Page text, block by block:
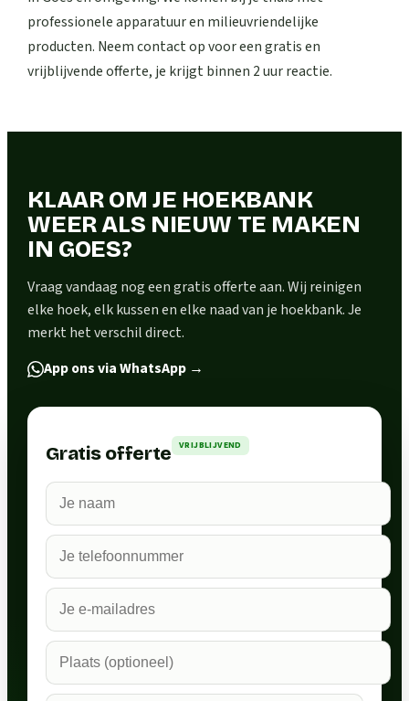
professionele apparatuur en milieuvriendelijke
producten. Neem contact op voor een gratis en
vrijblijvende offerte, je krijgt binnen 2 uur reactie.
KLAAR OM JE HOEKBANK
WEER ALS NIEUW TE MAKEN
IN GOES?
Vraag vandaag nog een gratis offerte aan. Wij reinigen
elke hoek, elk kussen en elke naad van je hoekbank. Je
merkt het verschil direct.
App ons via WhatsApp →
Gratis offerte VRIJBLIJVEND